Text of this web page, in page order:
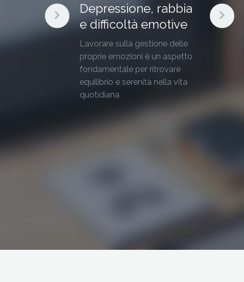
Depressione, rabbia
e difficoltà emotive
Lavorare sulla gestione delle
proprie emozioni è un aspetto
fondamentale per ritrovare
equilibrio e serenità nella vita
quotidiana